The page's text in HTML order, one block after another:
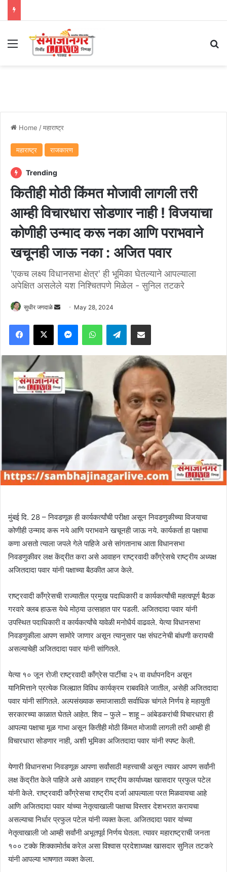
Menu
Home /महाराष्ट्र
महाराष्ट्र राजकारण
Trending
कितीही मोठी किंमत मोजावी लागली तरी
आम्ही विचारधारा सोडणार नाही ! विजयाचा
कोणीही उन्माद करू नका आणि पराभवाने
खचूनही जाऊ नका : अजित पवार
'एकच लक्ष्य विधानसभा क्षेत्र' ही भूमिका घेतल्याने आपल्याला
अपेक्षित असलेले यश निश्चितपणे मिळेल - सुनिल तटकरे
सुधीर जगदाळे
Send
email
May 28, 2024
Facebook
X MessengerWhatsAppTelegramShare via Email
मुंबई दि. 28 – निवडणूक ही कार्यकर्त्यांची परीक्षा असून निवडणुकीच्या विजयाचा
कोणीही उन्माद करू नये आणि पराभवाने खचूनही जाऊ नये. कार्यकर्ता हा पक्षाचा
कणा असतो त्याला जपले गेले पाहिजे असे सांगतानाच आता विधानसभा
निवडणुकीवर लक्ष केंद्रीत करा असे आवाहन राष्ट्रवादी काँग्रेसचे राष्ट्रीय अध्यक्ष
अजितदादा पवार यांनी पक्षाच्या बैठकीत आज केले.
राष्ट्रवादी काँग्रेसची राज्यातील प्रमुख पदाधिकारी व कार्यकर्त्यांची महत्वपूर्ण बैठक
गरवारे क्लब हाऊस येथे मोठ्या उत्साहात पार पडली. अजितदादा पवार यांनी
उपस्थित पदाधिकारी व कार्यकर्त्यांचे यावेळी मनोधैर्य वाढवले. येत्या विधानसभा
निवडणुकीला आपण सामोरे जाणार असून त्यानुसार पक्ष संघटनेची बांधणी करायची
असल्याचेही अजितदादा पवार यांनी सांगितले.
येत्या १० जून रोजी राष्ट्रवादी काँग्रेस पार्टीचा २५ वा वर्धापनदिन असून
यानिमित्ताने प्रत्येक जिल्ह्यात विविध कार्यक्रम राबवविले जातील, असेही अजितदादा
पवार यांनी सांगितले. अल्पसंख्याक समाजासाठी सर्वाधिक चांगले निर्णय हे महायुती
सरकारच्या काळात घेतले आहेत. शिव – फुले – शाहू – आंबेडकरांची विचारधारा ही
आपल्या पक्षाचा मूळ गाभा असून कितीही मोठी किंमत मोजावी लागली तरी आम्ही ही
विचारधारा सोडणार नाही, अशी भूमिका अजितदादा पवार यांनी स्पष्ट केली.
येणारी विधानसभा निवडणूक आपणा सर्वांसाठी महत्त्वाची असून त्यावर आपण सर्वांनी
लक्ष केंद्रीत केले पाहिजे असे आवाहन राष्ट्रीय कार्याध्यक्ष खासदार प्रफुल पटेल
यांनी केले. राष्ट्रवादी काँग्रेसचा राष्ट्रीय दर्जा आपल्याला परत मिळवायचा आहे
आणि अजितदादा पवार यांच्या नेतृत्वाखाली पक्षाचा विस्तार देशभरात करायचा
असल्याचा निर्धार प्रफुल पटेल यांनी व्यक्त केला. अजितदादा पवार यांच्या
नेतृत्वाखाली जो आम्ही सर्वांनी अभूतपूर्व निर्णय घेतला. त्यावर महाराष्ट्राची जनता
१०० टक्के शिक्कामोर्तब करेल असा विश्वास प्रदेशाध्यक्ष खासदार सुनिल तटकरे
यांनी आपल्या भाषणात व्यक्त केला.